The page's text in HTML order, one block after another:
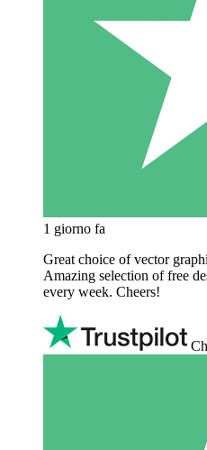
1 giorno fa
Great choice of vector
Amazing selection of free
every week. Cheers!